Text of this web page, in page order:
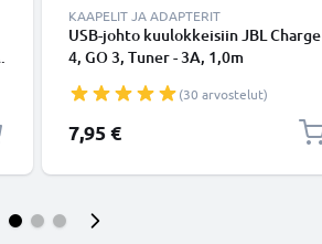
KAAPELIT JA ADAPTERIT
USB-johto kuulokkeisiin JBL Charge
4, GO 3, Tuner - 3A, 1,0m
(30 arvostelut)
7,95 €